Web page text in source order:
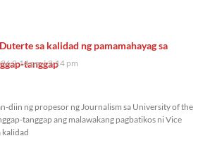
sa kalidad ng pamamahayag sa
tanggap
2:14 pm 2:14 pm
diin ng propesor ng Journalism sa University of the
tanggap ang malawakang pagbatikos ni Vice
kalidad